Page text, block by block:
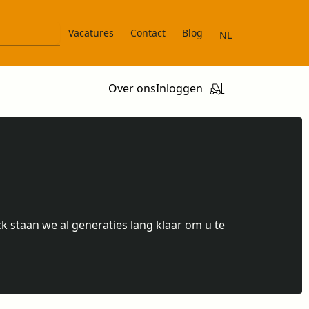
Vacatures Contact Blog NL
Over onsInloggen
staan we al generaties lang klaar om u te